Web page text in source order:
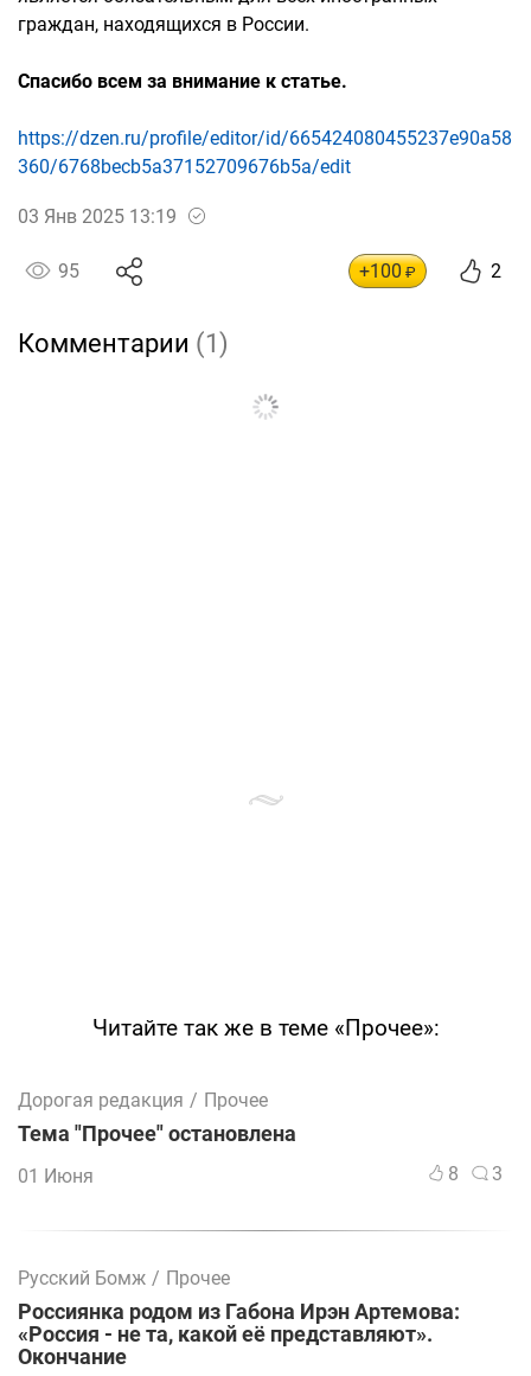
граждан, находящихся в России.
Спасибо всем за внимание к статье.
https://dzen.ru/profile/editor/id/665424080455237e90a58
360/6768becb5a37152709676b5a/edit
03 Янв 2025 13:19
95 +100 ₽ 2
Комментарии (1)
Читайте так же в теме «Прочее»:
Дорогая редакция / Прочее
Тема "Прочее" остановлена
01 Июня 8 3
Русский Бомж / Прочее
Россиянка родом из Габона Ирэн Артемова:
«Россия - не та, какой её представляют».
Окончание